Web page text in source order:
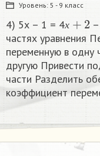
Уровень: 5 - 9 класс
4) 5х – 1 = 4х –
частях уравнения
переменную в одну
другую Привести
части Разделить
коэффициент